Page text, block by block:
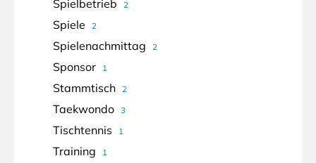
Spielbetrieb 2
Spiele 2
Spielenachmittag 2
Sponsor 1
Stammtisch 2
Taekwondo 3
Tischtennis 1
Training 1